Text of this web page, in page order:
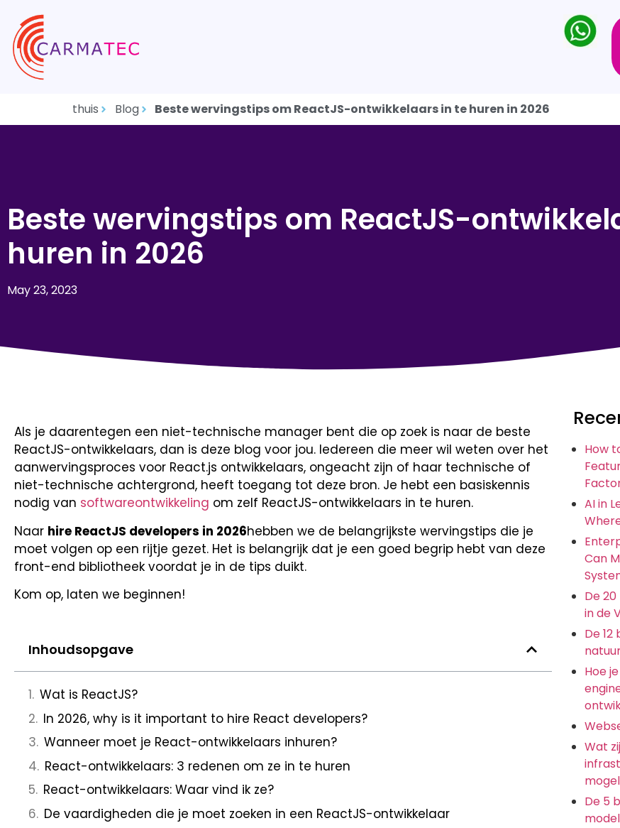
thuis Blog Beste wervingstips om ReactJS-ontwikkelaars in te huren in 2026
Beste wervingstips om ReactJS-
huren in 2026
May 23, 2023
Als je daarentegen een niet-technische manager bent die op zoek is naar de beste
ReactJS-ontwikkelaars, dan is deze blog voor jou. Iedereen die meer wil weten over het
aanwervingsproces voor React.js ontwikkelaars, ongeacht zijn of haar technische of
niet-technische achtergrond, heeft toegang tot deze bron. Je hebt een basiskennis
nodig van softwareontwikkeling om zelf ReactJS-ontwikkelaars in te huren.
Naar hire ReactJS developers in 2026hebben we de belangrijkste wervingstips die je
moet volgen op een rijtje gezet. Het is belangrijk dat je een goed begrip hebt van deze
front-end bibliotheek voordat je in de tips duikt.
Kom op, laten we beginnen!
Inhoudsopgave
Wat is ReactJS?
In 2026, why is it important to hire React developers?
Wanneer moet je React-ontwikkelaars inhuren?
React-ontwikkelaars: 3 redenen om ze in te huren
React-ontwikkelaars: Waar vind ik ze?
De vaardigheden die je moet zoeken in een ReactJS-ontwikkelaar
How
AI in
Can
De
in de
De
Hoe
Wat
De 5